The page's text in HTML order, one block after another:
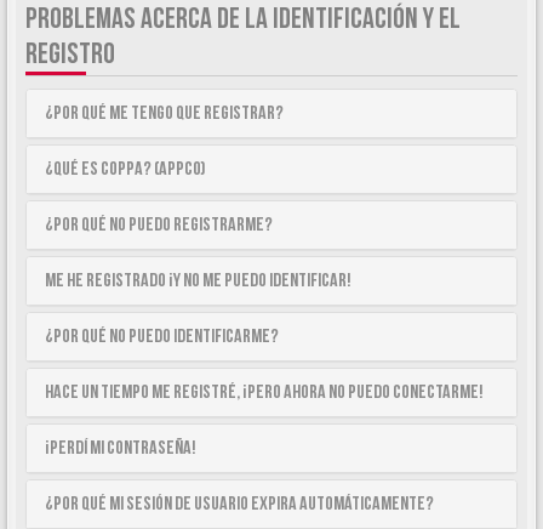
PROBLEMAS ACERCA DE LA IDENTIFICACIÓN Y EL
REGISTRO
¿Por qué me tengo que registrar?
¿Qué es COPPA? (APPCO)
¿Por qué no puedo registrarme?
Me he registrado ¡y no me puedo identificar!
¿Por qué no puedo identificarme?
Hace un tiempo me registré, ¡pero ahora no puedo conectarme!
¡Perdí mi contraseña!
¿Por qué mi sesión de usuario expira automáticamente?